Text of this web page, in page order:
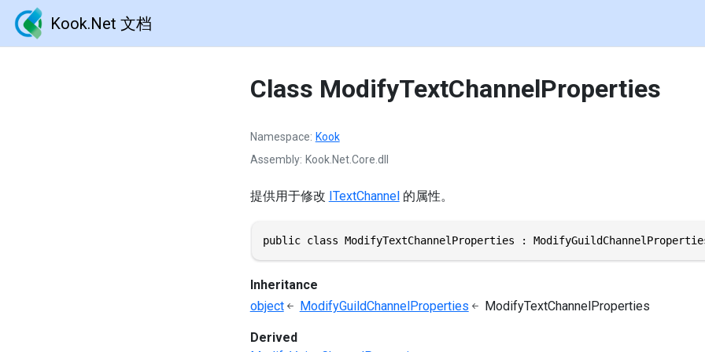
Kook.Net 文档
Class ModifyTextChannelProperties
Namespace Kook
Assembly Kook.Net.Core.dll
提供用于修改 ITextChannel的属性。
public class ModifyTextChannelProperties :
Inheritance
object
ModifyGuildChannelProperties ModifyTextChannelProperties
Derived